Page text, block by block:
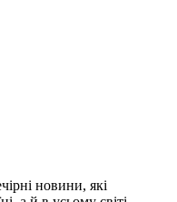
новини, які